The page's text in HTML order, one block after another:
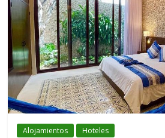
Alojamientos Hoteles